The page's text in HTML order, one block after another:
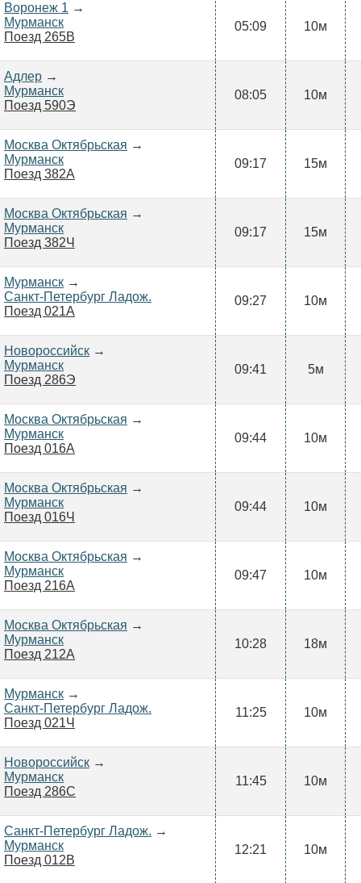
Воронеж 1 →
Мурманск
Поезд 265В
05:09 10м
Адлер →
Мурманск
Поезд 590Э
08:05 10м
Москва Октябрьская →
Мурманск
Поезд 382А
09:17 15м
Москва Октябрьская →
Мурманск
Поезд 382Ч
09:17 15м
Мурманск →
Санкт-Петербург Ладож.
Поезд 021А
09:27 10м
Новороссийск →
Мурманск
Поезд 286Э
09:41 5м
Москва Октябрьская →
Мурманск
Поезд 016А
09:44 10м
Москва Октябрьская →
Мурманск
Поезд 016Ч
09:44 10м
Москва Октябрьская →
Мурманск
Поезд 216А
09:47 10м
Москва Октябрьская →
Мурманск
Поезд 212А
10:28 18м
Мурманск →
Санкт-Петербург Ладож.
Поезд 021Ч
11:25 10м
Новороссийск →
Мурманск
Поезд 286С
11:45 10м
Санкт-Петербург Ладож. →
Мурманск
Поезд 012В
12:21 10м